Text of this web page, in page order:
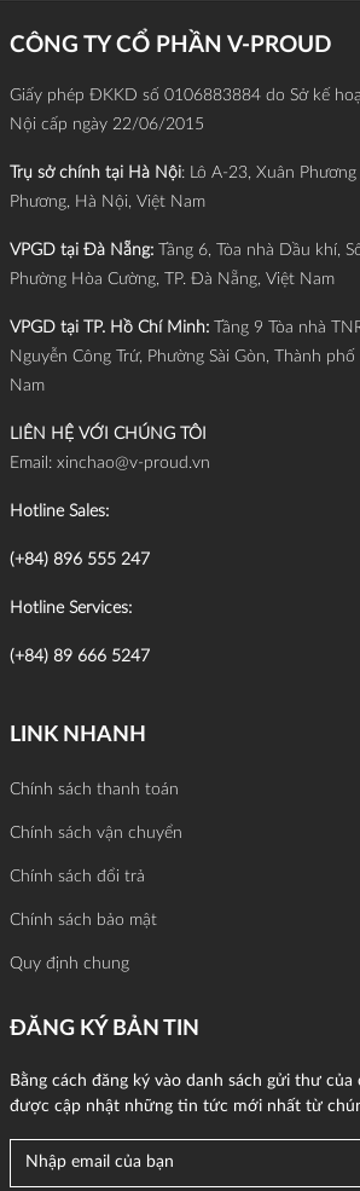
CÔNG TY CỔ PHẦN V-PROUD
Giấy phép ĐKKD số 0106883884 do Sở kế
Nội cấp ngày 22/06/2015
Trụ sở chính tại Hà Nội: Lô A-23, Xuân
Phương, Hà Nội, Việt Nam
VPGD tại Đà Nẵng: Tầng 6, Tòa nhà Dầu khí,
Phường Hòa Cường, TP. Đà Nẵng, Việt Nam
VPGD tại TP. Hồ Chí Minh: Tầng 9 Tòa nhà
Nguyễn Công Trứ, Phường Sài Gòn, Thành
Nam
LIÊN HỆ VỚI CHÚNG TÔI
Email: xinchao@v-proud.vn
Hotline Sales:
(+84) 896 555 247
Hotline Services:
(+84) 89 666 5247
LINK NHANH
Chính sách thanh toán
Chính sách vận chuyển
Chính sách đổi trả
Chính sách bảo mật
Quy định chung
ĐĂNG KÝ BẢN TIN
Bằng cách đăng ký vào danh sách gửi thư của
được cập nhật những tin tức mới nhất từ